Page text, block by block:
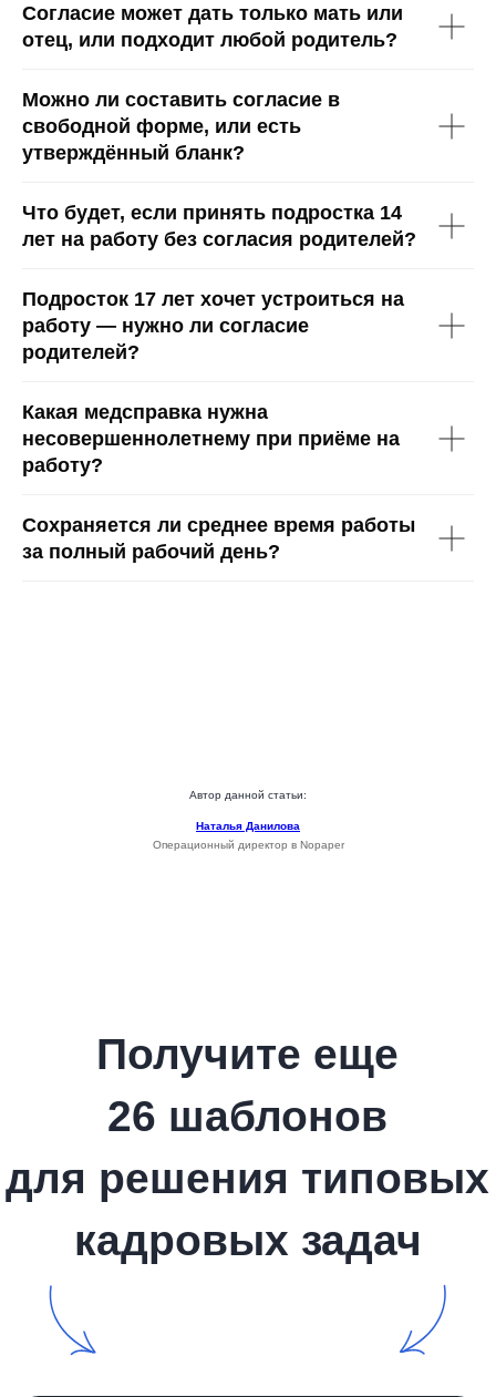
Согласие может дать только мать или
отец, или подходит любой родитель?
Можно ли составить согласие в
свободной форме, или есть
утверждённый бланк?
Что будет, если принять подростка 14
лет на работу без согласия родителей?
Подросток 17 лет хочет устроиться на
работу — нужно ли согласие
родителей?
Какая медсправка нужна
несовершеннолетнему при приёме на
работу?
Сохраняется ли среднее время работы
за полный рабочий день?
Автор данной статьи:
Наталья Данилова
Операционный директор в Nopaper
Компания-резидент:
Интеллектуальная собственность
Политика организации в отношении обработки
персональных данных на сайте nopaper.ru
Согласие на обработку персональных данных
Правовая информация
SLA технической поддержки
8 (800) 550-65-30